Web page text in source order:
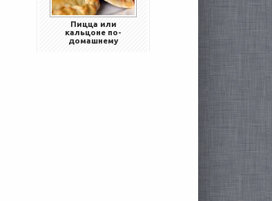
Пицца или
кальцоне по-
домашнему